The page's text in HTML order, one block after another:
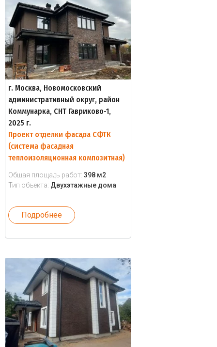
г. Москва, Новомосковский
административный округ, район
Коммунарка, СНТ Гавриково-1,
2025 г.
Проект отделки фасада СФТК
(система фасадная
теплоизоляционная композитная)
Общая площадь работ: 398 м2
Тип объекта: Двухэтажные дома
Подробнее